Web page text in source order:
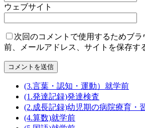
ウェブサイト
次回のコメントで使用するためブラ
前、メールアドレス、サイトを保存す
(3.言葉・認知・運動）就学前
(1.発達記録)発達検査
(2.成長記録)幼児期の病院療育・
(4.算数)就学前